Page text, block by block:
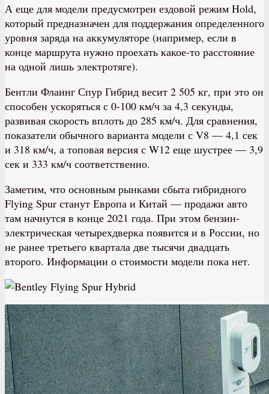
А еще для модели предусмотрен ездовой режим Hold,
который предназначен для поддержания определенного
уровня заряда на аккумуляторе (например, если в
конце маршрута нужно проехать какое-то расстояние
на одной лишь электротяге).
Бентли Флаинг Спур Гибрид весит 2 505 кг, при это он
способен ускоряться с 0-100 км/ч за 4,3 секунды,
развивая скорость вплоть до 285 км/ч. Для сравнения,
показатели обычного варианта модели с V8 — 4,1 сек
и 318 км/ч, а топовая версия с W12 еще шустрее — 3,9
сек и 333 км/ч соответственно.
Заметим, что основным рынками сбыта гибридного
Flying Spur станут Европа и Китай — продажи авто
там начнутся в конце 2021 года. При этом бензин-
электрическая четырехдверка появится и в России, но
не ранее третьего квартала две тысячи двадцать
второго. Информации о стоимости модели пока нет.